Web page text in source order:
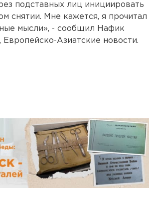
подставных лиц инициировать
снятии. Мне кажется, я прочитал
мысли», - сообщил Нафик
Азиатские новости.